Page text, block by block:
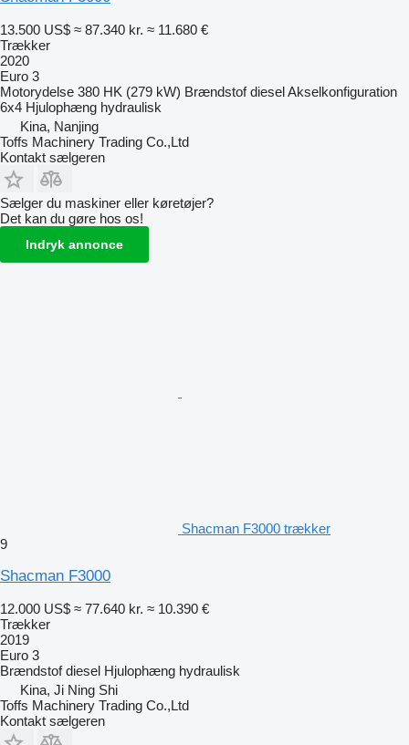
13.500 US$ ≈ 87.340 kr. ≈ 11.680 €
Trækker
2020
Euro 3
Motorydelse 380 HK (279 kW) Brændstof dieselAkselkonfiguration
6x4 Hjulophæng hydraulisk
Kina, Nanjing
Toffs Machinery Trading Co.,Ltd
Kontakt sælgeren
Sælger du maskiner eller køretøjer?
Det kan du gøre hos os!
Indryk annonce
Shacman F3000 trækker
9
Shacman F3000
12.000 US$ ≈ 77.640 kr. ≈ 10.390 €
Trækker
2019
Euro 3
Brændstof diesel Hjulophæng hydraulisk
Kina, Ji Ning Shi
Toffs Machinery Trading Co.,Ltd
Kontakt sælgeren